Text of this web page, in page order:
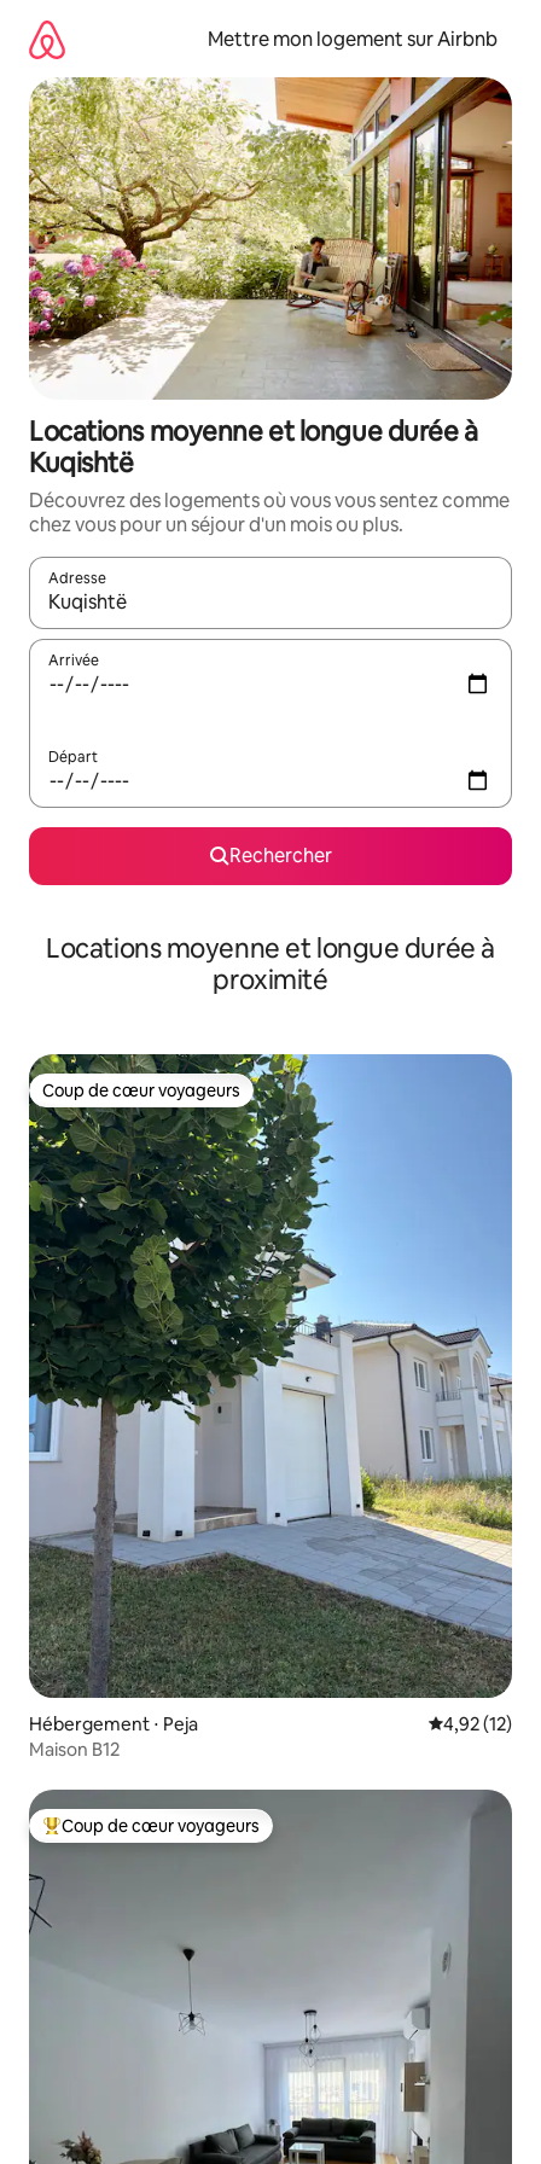
directement
contenu
Mettre mon logement sur Airbnb
Locations moyenne et longue durée à
Kuqishtë
Découvrez des logements où vous vous sentez comme
chez vous pour un séjour d'un mois ou plus.
Adresse
Lorsque les résultats s'affichent, utilisez les flèches vers le
Arrivée
Départ
Rechercher
Locations moyenne et longue durée à
proximité
Coup de cœur voyageurs
Coup de cœur voyageurs
Hébergement ⋅ Peja Évaluation
4,92 (12)
Maison B12
Coups de cœur voyageurs les plus appréciés
Coup de cœur voyageurs